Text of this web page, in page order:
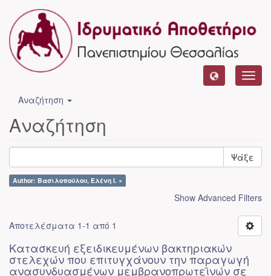
Αναζήτηση
Αναζήτηση
Ψάξε
Author: Βασιλοπούλου, Ελένη Ι. ×
Show Advanced Filters
Αποτελέσματα 1-1 από 1
Κατασκευή εξειδικευμένων βακτηριακών
στελεχών που επιτυγχάνουν την παραγωγή
ανασυνδυασμένων μεμβρανοπρωτεϊνών σε